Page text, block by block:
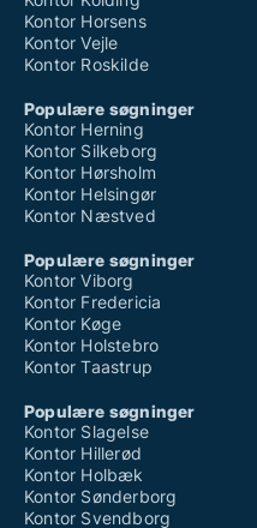
Kontor Horsens
Kontor Vejle
Kontor Roskilde
Populære søgninger
Kontor Herning
Kontor Silkeborg
Kontor Hørsholm
Kontor Helsingør
Kontor Næstved
Populære søgninger
Kontor Viborg
Kontor Fredericia
Kontor Køge
Kontor Holstebro
Kontor Taastrup
Populære søgninger
Kontor Slagelse
Kontor Hillerød
Kontor Holbæk
Kontor Sønderborg
Kontor Svendborg